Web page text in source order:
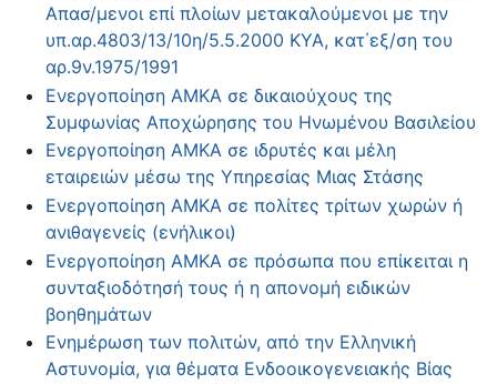
Απασ/μενοι επί πλοίων μετακαλούμενοι με την
υπ.αρ.4803/13/10η/5.5.2000 ΚΥΑ, κατ΄εξ/ση του
αρ.9ν.1975/1991
Ενεργοποίηση ΑΜΚΑ σε δικαιούχους της
Συμφωνίας Αποχώρησης του Ηνωμένου Βασιλείου
Ενεργοποίηση ΑΜΚΑ σε ιδρυτές και μέλη
εταιρειών μέσω της Υπηρεσίας Μιας Στάσης
Ενεργοποίηση ΑΜΚΑ σε πολίτες τρίτων χωρών ή
ανιθαγενείς (ενήλικοι)
Ενεργοποίηση ΑΜΚΑ σε πρόσωπα που επίκειται η
συνταξιοδότησή τους ή η απονομή ειδικών
βοηθημάτων
Ενημέρωση των πολιτών, από την Ελληνική
Αστυνομία, για θέματα Ενδοοικογενειακής Βίας